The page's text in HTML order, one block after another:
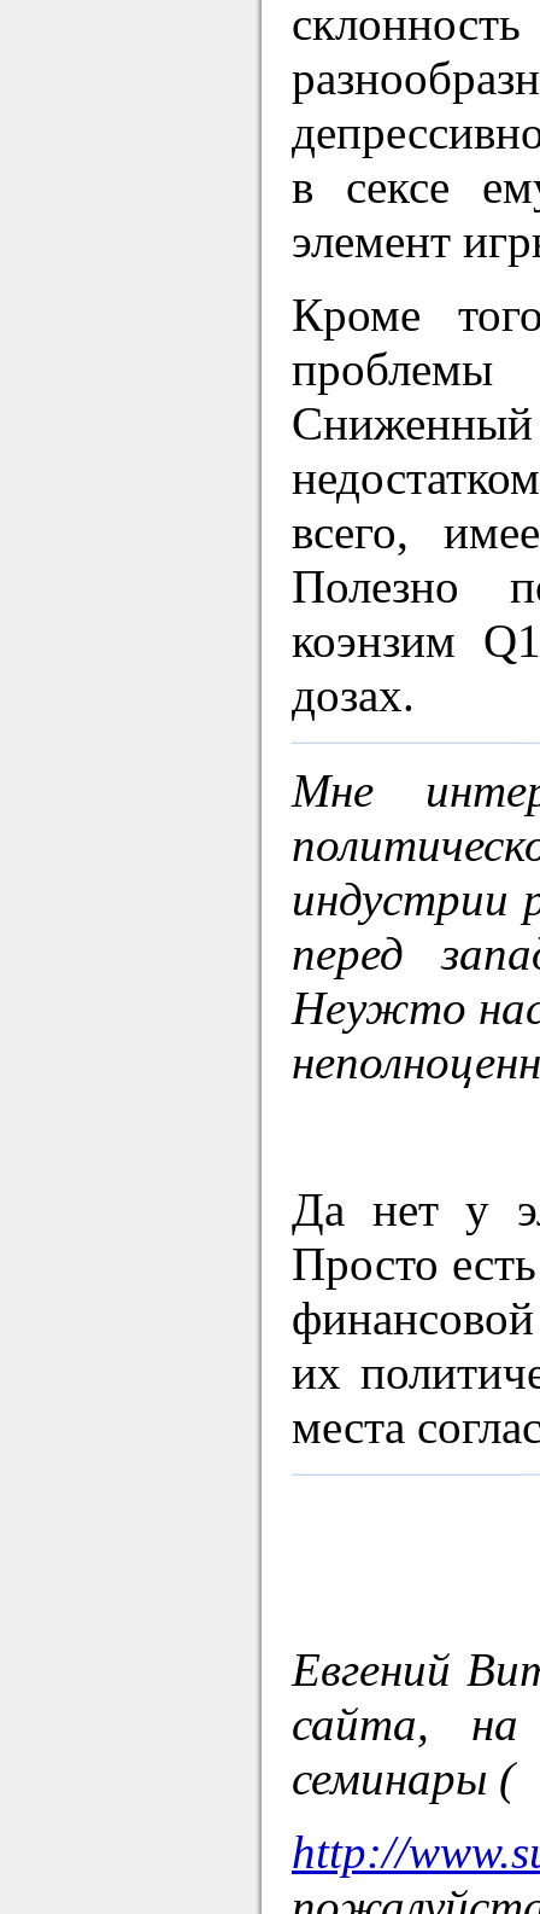
в сексе
элемент
Кроме
Сниженный
всего,
Полезно
коэнзим
дозах.
Мне
индустрии
перед
Неужто
Да нет у
Просто
их
места
Евгений
сайта, на
семинары (
http://